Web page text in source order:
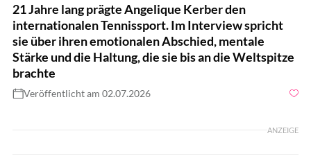
21 Jahre lang prägte Angelique Kerber den
internationalen Tennissport. Im Interview spricht
sie über ihren emotionalen Abschied, mentale
Stärke und die Haltung, die sie bis an die Weltspitze
brachte
Veröffentlicht am 02.07.2026
ANZEIGE